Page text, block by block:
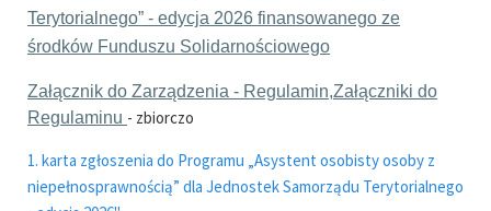
Terytorialnego” - edycja 2026 finansowanego ze
środków Funduszu Solidarnościowego
Załącznik do Zarządzenia - Regulamin,Załączniki do
Regulaminu - zbiorczo
1. karta zgłoszenia do Programu „Asystent osobisty osoby z
niepełnosprawnością” dla Jednostek Samorządu Terytorialnego